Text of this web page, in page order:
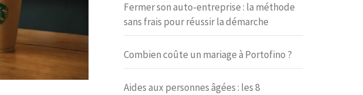
Fermer son auto-entreprise : la méthode
sans frais pour réussir la démarche
Combien coûte un mariage à Portofino ?
Aides aux personnes âgées : les 8